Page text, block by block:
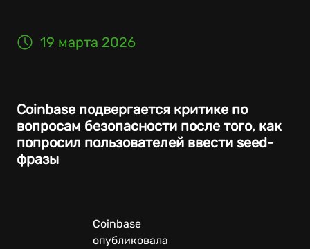
19 марта 2026
Coinbase подвергается критике по
вопросам безопасности после того, как
попросил пользователей ввести seed-
фразы
Coinbase
опубликовала